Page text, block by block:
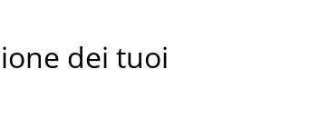
dei tuoi